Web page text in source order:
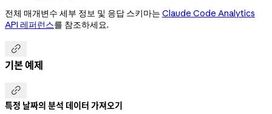
전체 매개변수 세부 정보 및 응답 스키마는 Claude Code Analytics
API 레퍼런스를 참조하세요.

기본 예제

특정 날짜의 분석 데이터 가져오기